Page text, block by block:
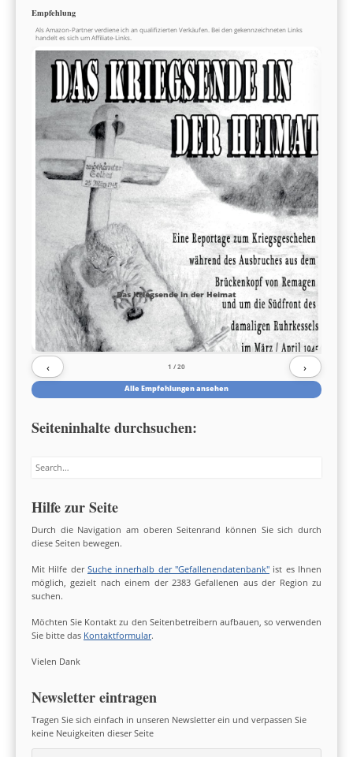
Empfehlung
Als Amazon-Partner verdiene ich an qualifizierten Verkäufen. Bei den gekennzeichneten Links
handelt es sich um Affiliate-Links.
Das Kriegsende in der Heimat
‹ 1 / 20 ›
Alle Empfehlungen ansehen
Seiteninhalte durchsuchen:
Search
Hilfe zur Seite
Durch die Navigation am oberen Seitenrand können Sie sich durch
diese Seiten bewegen.
Mit Hilfe der Suche innerhalb der "Gefallenendatenbank" ist es Ihnen
möglich, gezielt nach einem der 2383 Gefallenen aus der Region zu
suchen.
Möchten Sie Kontakt zu den Seitenbetreibern aufbauen, so verwenden
Sie bitte das Kontaktformular.
Vielen Dank
Newsletter eintragen
Tragen Sie sich einfach in unseren Newsletter ein und verpassen Sie
keine Neuigkeiten dieser Seite